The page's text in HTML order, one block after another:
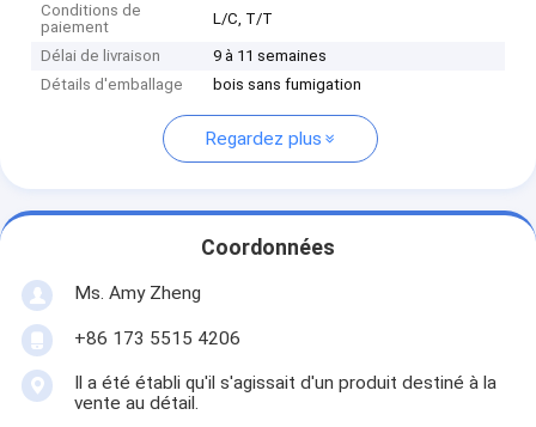
Conditions de
paiement
L/C, T/T
Délai de livraison
9 à 11 semaines
Détails d'emballage
bois sans fumigation
Regardez plus
Coordonnées
Ms. Amy Zheng
+86 173 5515 4206
Il a été établi qu'il s'agissait d'un produit destiné à la
vente au détail.